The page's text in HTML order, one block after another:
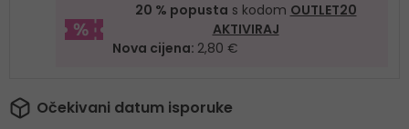
20 % popusta s kodom OUTLET20
AKTIVIRAJ
Nova cijena: 2,80 €
Očekivani datum isporuke